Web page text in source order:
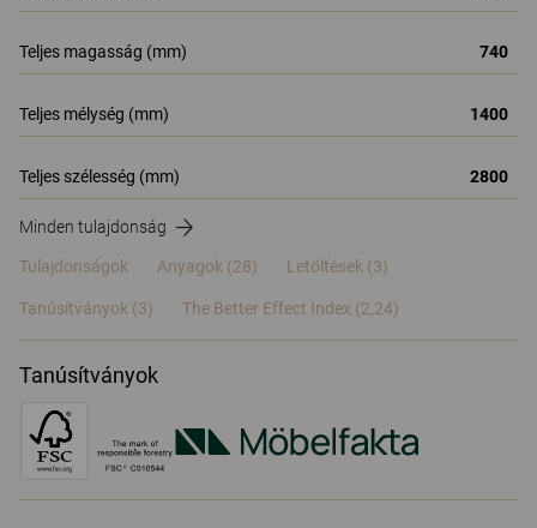
Teljes magasság (mm) 740
Teljes mélység (mm) 1400
Teljes szélesség (mm) 2800
Minden tulajdonság
Tulajdonságok Anyagok (28) Letöltések (3)
Tanúsítványok (3) The Better Effect Index (2,24)
Tanúsítványok